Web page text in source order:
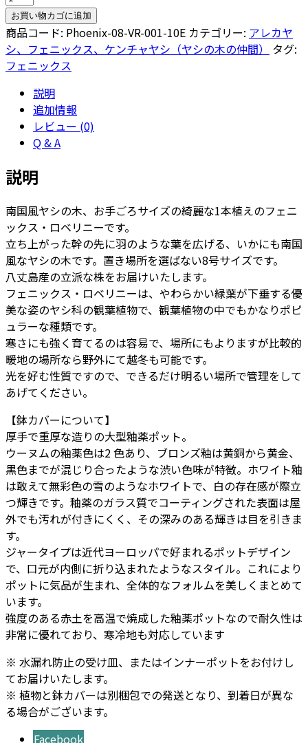
ェ
ニ
ッ
ク
8
ウ
ー
ヌ
ム
ユ
ー
ポ
ッ
ト
M
10
-
ラ
ー
個
お買い物カゴに追加
商品コード: Phoenix-08-VR-001-10E カテゴリー: アレカヤ
シ、フェニックス、ケンチャヤシ（ヤシの木の仲間）
タグ:
フェニックス
説明
追加情報
レビュー (0)
Q & A
説明
南国風ヤシの木、お手ごろサイズの綺麗な1本植えのフェニ
ックス・ロベリニーです。
立ち上がった幹の先に羽のような葉を広げる、いかにも南国
風なヤシの木です。置き場所を選ばない8号サイズです。
八丈島産の立派な株をお届けいたします。
フェニックス・ロベリニーは、やわらかい緑葉が下垂する優
美な姿のヤシ科の観葉植物で、観葉植物の中でもかなりポピ
ュラーな種類です。
寒さにも強く育てるのは容易で、場所にもよりますが比較的
暖地の場所なら野外にて越冬も可能です。
光を好む性質ですので、できるだけ明るい場所で管理をして
あげてください。
【鉢カバーについて】
厚手で重厚な造りの大型釉薬ポット。
ウーヌムの釉薬色は2 色あり、ブロンズ釉は黄銅から黄金、
黒色までが混じり合ったような渋い色味が特徴。ホワイト釉
は敢えて無彩色の雪のようなホワイトで、白の存在感が際立
つ輝きです。釉薬のガラス質でコーティングされた表面は屋
外でも汚れが付きにくく、その深みのある輝きは目を引きま
す。
ジャータイプは近代ヨーロッパで好まれるポットデザイン
で、口元が内側に折り込まれたようなスタイル。これにより
ポットに気品が生まれ、全体的なフォルムを美しくまとめて
います。
強度のある赤土を高温で焼成した釉薬ポットなので耐久性は
非常に優れており、寒冷地も対応しています
※ 水漏れ防止の受け皿、またはインナーポットをお付けし
てお届けいたします。
※ 植物と鉢カバーは別梱包での発送となり、到着日が異な
る場合がございます。
Facebook